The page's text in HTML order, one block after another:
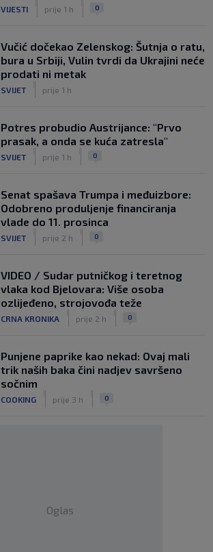
VIJESTI prije 1 h 0
Vučić dočekao Zelenskog: Šutnja o ratu,
bura u Srbiji, Vulin tvrdi da Ukrajini neće
prodati ni metak
SVIJET prije 1 h
Potres probudio Austrijance: "Prvo
prasak, a onda se kuća zatresla"
SVIJET prije 1 h 0
Senat spašava Trumpa i međuizbore:
Odobreno produljenje financiranja
vlade do 11. prosinca
SVIJET prije 2 h 0
VIDEO / Sudar putničkog i teretnog
vlaka kod Bjelovara: Više osoba
ozlijeđeno, strojovođa teže
CRNA KRONIKA prije 2 h 0
Punjene paprike kao nekad: Ovaj mali
trik naših baka čini nadjev savršeno
sočnim
COOKING prije 3 h 0
Oglas